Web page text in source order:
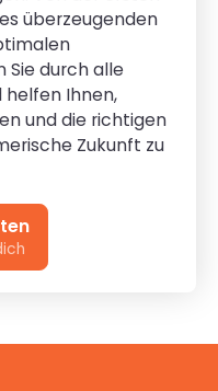
überzeugenden
Sie durch alle
helfen Ihnen,
und die richtigen
Zukunft zu